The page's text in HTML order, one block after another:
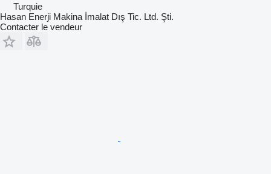
Turquie
Hasan Enerji Makina İmalat Dış Tic. Ltd. Şti.
Contacter le vendeur